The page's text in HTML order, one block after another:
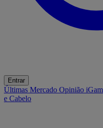
Entrar
Últimas Mercado Opinião
e Cabelo